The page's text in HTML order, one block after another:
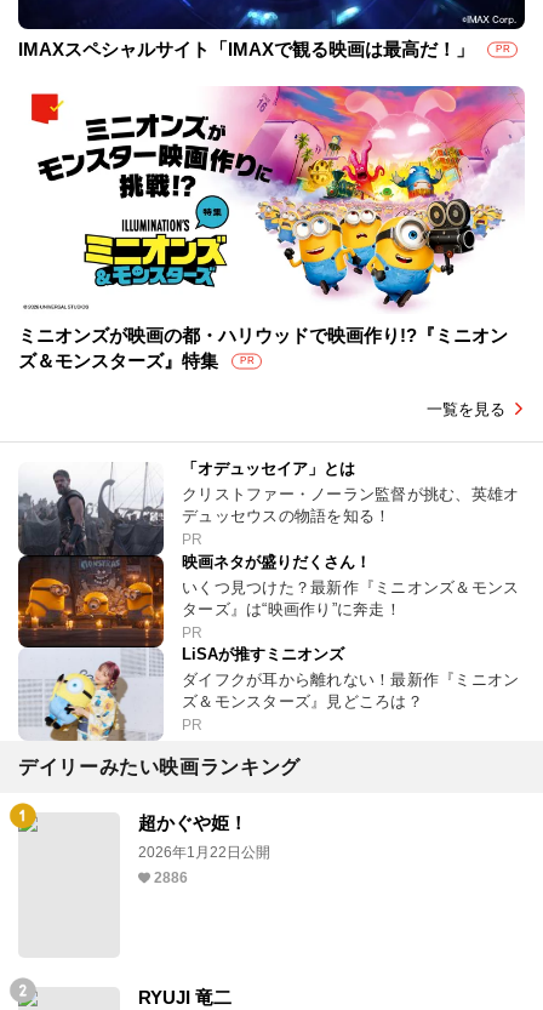
IMAXスペシャルサイト「IMAXで観る映画は最高だ！」 PR
ミニオンズが映画の都・ハリウッドで映画作り!?『ミニオン
ズ＆モンスターズ』特集
PR
一覧を見る
「オデュッセイア」とは
クリストファー・ノーラン監督が挑む、英雄オ
デュッセウスの物語を知る！
PR
映画ネタが盛りだくさん！
いくつ見つけた？最新作『ミニオンズ＆モンス
ターズ』は“映画作り”に奔走！
PR
LiSAが推すミニオンズ
ダイフクが耳から離れない！最新作『ミニオン
ズ＆モンスターズ』見どころは？
PR
デイリーみたい映画ランキング
超かぐや姫！
2026年1月22日公開
2886
RYUJI 竜二